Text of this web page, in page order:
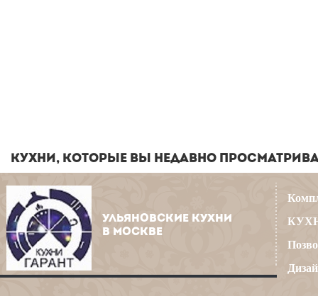
КУХНИ, КОТОРЫЕ ВЫ НЕДАВНО
УЛЬЯНОВСКИЕ КУХНИ
В МОСКВЕ